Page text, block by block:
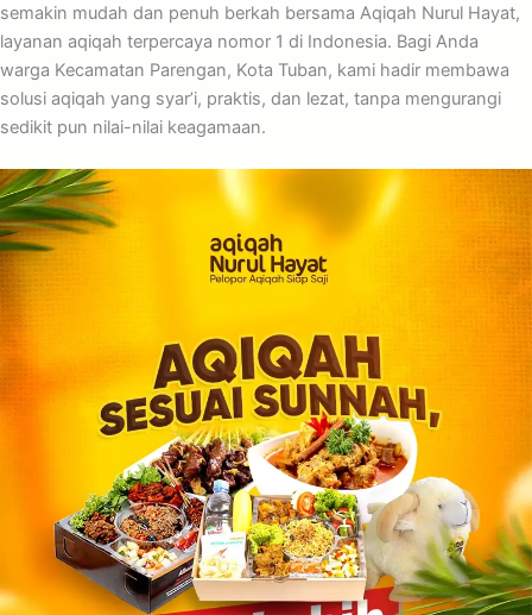
semakin mudah dan penuh berkah bersama Aqiqah Nurul Hayat,
layanan aqiqah terpercaya nomor 1 di Indonesia. Bagi Anda
warga Kecamatan Parengan, Kota Tuban, kami hadir membawa
solusi aqiqah yang syar’i, praktis, dan lezat, tanpa mengurangi
sedikit pun nilai-nilai keagamaan.